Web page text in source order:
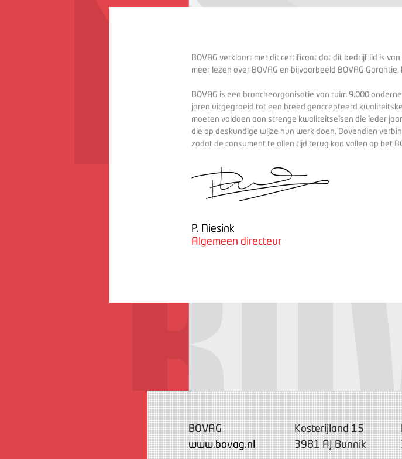
BOVAG verklaart met dit certificaat dat dit bedrijf lid is
meer lezen over BOVAG en bijvoorbeeld BOVAG
BOVAG is een brancheorganisatie van ruim 9.000
jaren uitgegroeid tot een breed geaccepteerd
moeten voldoen aan strenge kwaliteitseisen die ieder
die op deskundige wijze hun werk doen. Bovendien
zodat de consument te allen tijd terug kan vallen op het
P. Niesink
Algemeen directeur
BOVAG
www.bovag.nl
Kosterijland 15
3981 AJ Bunnik